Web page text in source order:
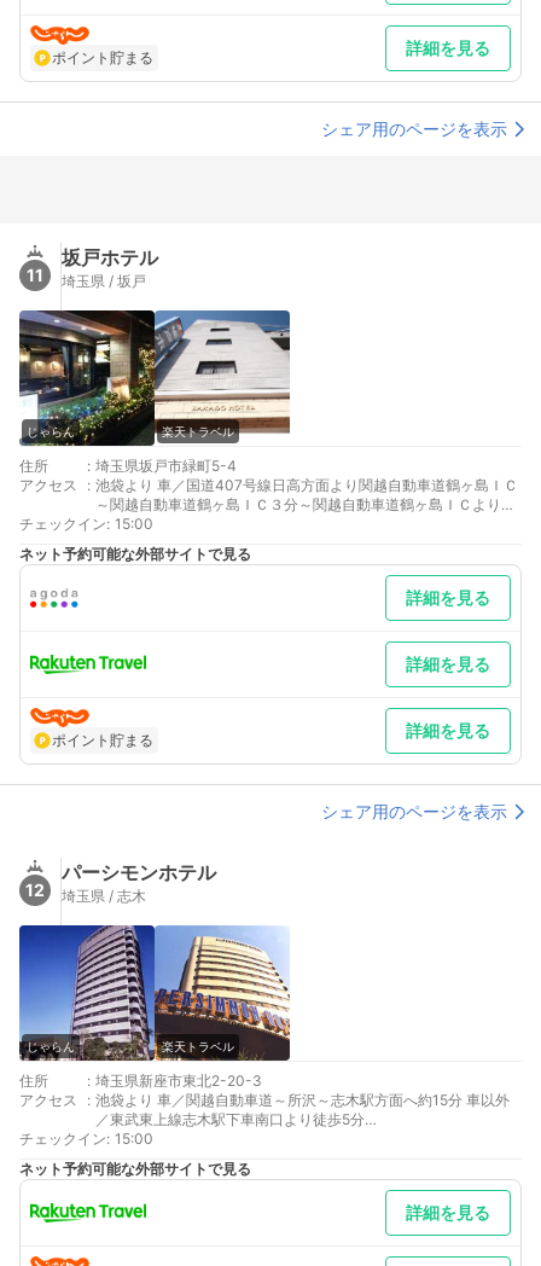
ポイント貯まる 詳細を見る
シェア用のページを表示
11
坂戸ホテル
埼玉県 / 坂戸
じゃらん 楽天トラベル
住所 : 埼玉県坂戸市緑町5-4
アクセス
: 池袋より 車／国道407号線日高方面より関越自動車道鶴ヶ島ＩＣ
～関越自動車道鶴ヶ島ＩＣ３分～関越自動車道鶴ヶ島ＩＣより国
道407号線坂戸・東松山方面 車以外／東武東上線（寄居・森林公
園方面）急行45分
最寄り駅１ 坂戸
補足 車／＊駐車場は無料にてご用意いたしております。大型車両
でのご利用を希望される方は、必ず事前に連絡をお願いいたしま
す。(大型車は連絡を頂いても、駐車できない場合がございます。
チェックイン: 15:00
ネット予約可能な外部サイトで見る
詳細を見る
詳細を見る
ポイント貯まる 詳細を見る
シェア用のページを表示
12
パーシモンホテル
埼玉県 / 志木
じゃらん 楽天トラベル
住所 : 埼玉県新座市東北2-20-3
アクセス
: 池袋より 車／関越自動車道～所沢～志木駅方面へ約15分 車以外
／東武東上線志木駅下車南口より徒歩5分
東京より 車／東京外環自動車道～和光北～志木駅方面へ約15分
車以外／池袋より東武東上線志木駅下車南口より徒歩5分
最寄り駅１ 志木
補足 車／20台。利用時に空いていれば利用可能です。駐車スペ
ースの予約は行っておりません。普通乗用車のみでトラック（小
さめでも荷台がある車）、マイクロバス不可。連泊の方も駐車の
チェックイン: 15:00
ネット予約可能な外部サイトで見る
詳細を見る